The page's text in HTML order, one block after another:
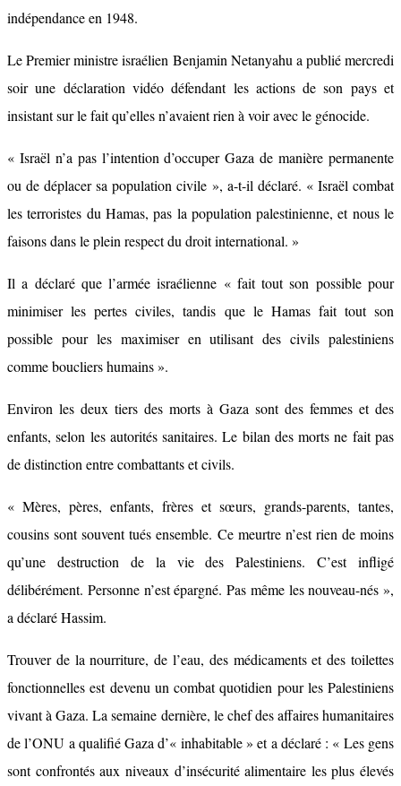
indépendance en 1948.
Le Premier ministre israélien Benjamin Netanyahu a publié mercredi
soir une déclaration vidéo défendant les actions de son pays et
insistant sur le fait qu’elles n’avaient rien à voir avec le génocide.
« Israël n’a pas l’intention d’occuper Gaza de manière permanente
ou de déplacer sa population civile », a-t-il déclaré. « Israël combat
les terroristes du Hamas, pas la population palestinienne, et nous le
faisons dans le plein respect du droit international. »
Il a déclaré que l’armée israélienne « fait tout son possible pour
minimiser les pertes civiles, tandis que le Hamas fait tout son
possible pour les maximiser en utilisant des civils palestiniens
comme boucliers humains ».
Environ les deux tiers des morts à Gaza sont des femmes et des
enfants, selon les autorités sanitaires. Le bilan des morts ne fait pas
de distinction entre combattants et civils.
« Mères, pères, enfants, frères et sœurs, grands-parents, tantes,
cousins ​​sont souvent tués ensemble. Ce meurtre n’est rien de moins
qu’une destruction de la vie des Palestiniens. C’est infligé
délibérément. Personne n’est épargné. Pas même les nouveau-nés »,
a déclaré Hassim.
Trouver de la nourriture, de l’eau, des médicaments et des toilettes
fonctionnelles est devenu un combat quotidien pour les Palestiniens
vivant à Gaza. La semaine dernière, le chef des affaires humanitaires
de l’ONU a qualifié Gaza d’« inhabitable » et a déclaré : « Les gens
sont confrontés aux niveaux d’insécurité alimentaire les plus élevés